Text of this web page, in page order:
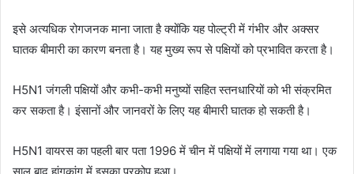
इसे अत्यधिक रोगजनक माना जाता है क्योंकि यह पोल्ट्री में गंभीर और अक्सर
घातक बीमारी का कारण बनता है। यह मुख्य रूप से पक्षियों को प्रभावित करता है।
H5N1 जंगली पक्षियों और कभी-कभी मनुष्यों सहित स्तनधारियों को भी संक्रमित
कर सकता है। इंसानों और जानवरों के लिए यह बीमारी घातक हो सकती है।
H5N1 वायरस का पहली बार पता 1996 में चीन में पक्षियों में लगाया गया था। एक